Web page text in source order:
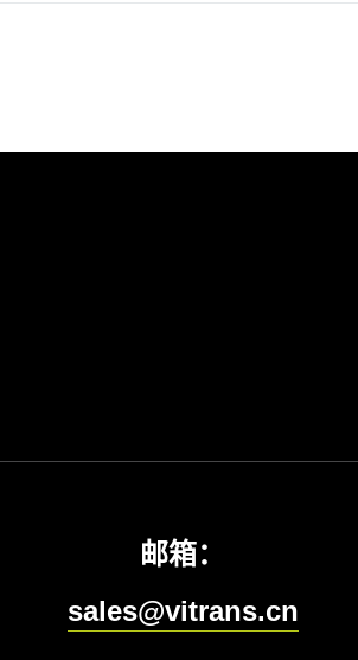
邮箱：
sales@vitrans.cn